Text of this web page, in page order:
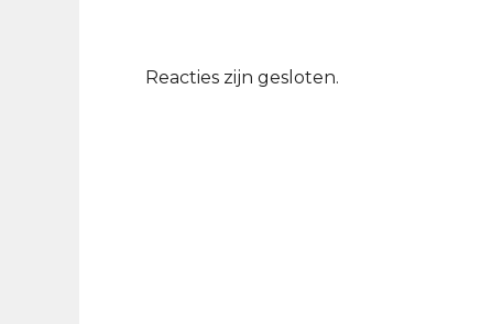
Reacties zijn gesloten.